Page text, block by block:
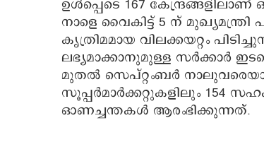
ഉള്‍പ്പെടെ 167
നാളെ വൈകിട്ട് 5 ന്
കൃത്രിമമായ വിലക്കയറ്റം
ലഭ്യമാക്കാനുമുള്ള സർക്കാർ
മുതൽ സെപ്റ്റംബർ
സൂപ്പർമാർക്കറ്റുകളിലും 154
ഓണച്ചന്തകൾ ആരംഭിക്കുന്നത്.